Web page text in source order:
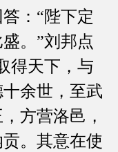
：“陛下定
。”刘邦点
得天下，与
余世，至武
方营洛邑，
。其意在使